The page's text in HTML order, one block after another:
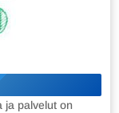
ja palvelut on